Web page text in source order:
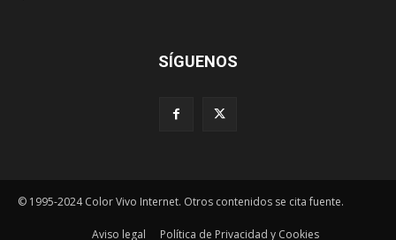
SÍGUENOS
© 1995-2024 Color Vivo Internet. Otros contenidos se cita fuente.
Aviso legal Política de Privacidad y Cookies